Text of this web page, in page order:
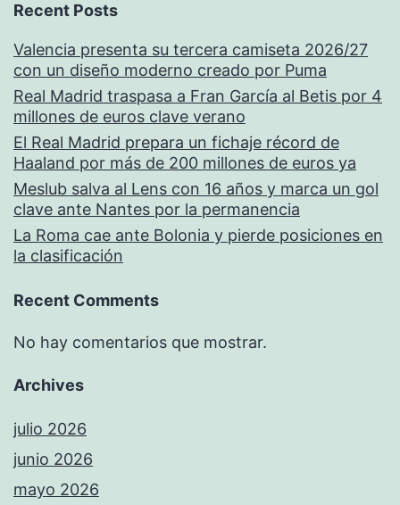
Recent Posts
Valencia presenta su tercera camiseta 2026/27
con un diseño moderno creado por Puma
Real Madrid traspasa a Fran García al Betis por 4
millones de euros clave verano
El Real Madrid prepara un fichaje récord de
Haaland por más de 200 millones de euros ya
Meslub salva al Lens con 16 años y marca un gol
clave ante Nantes por la permanencia
La Roma cae ante Bolonia y pierde posiciones en
la clasificación
Recent Comments
No hay comentarios que mostrar.
Archives
julio 2026
junio 2026
mayo 2026